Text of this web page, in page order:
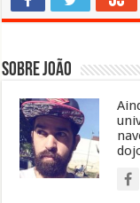
Sobre João